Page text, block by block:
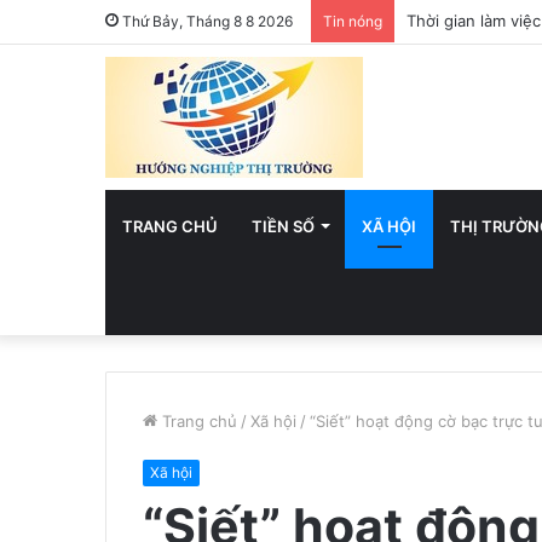
Thứ Bảy, Tháng 8 8 2026 Tin nóng Việt Nam hướng
TRANG CHỦ TIỀN SỐ XÃ HỘI THỊ
Trang chủ / Xã hội / “Siết” hoạt động cờ bạc trực
Xã hội
“Siết” hoạt